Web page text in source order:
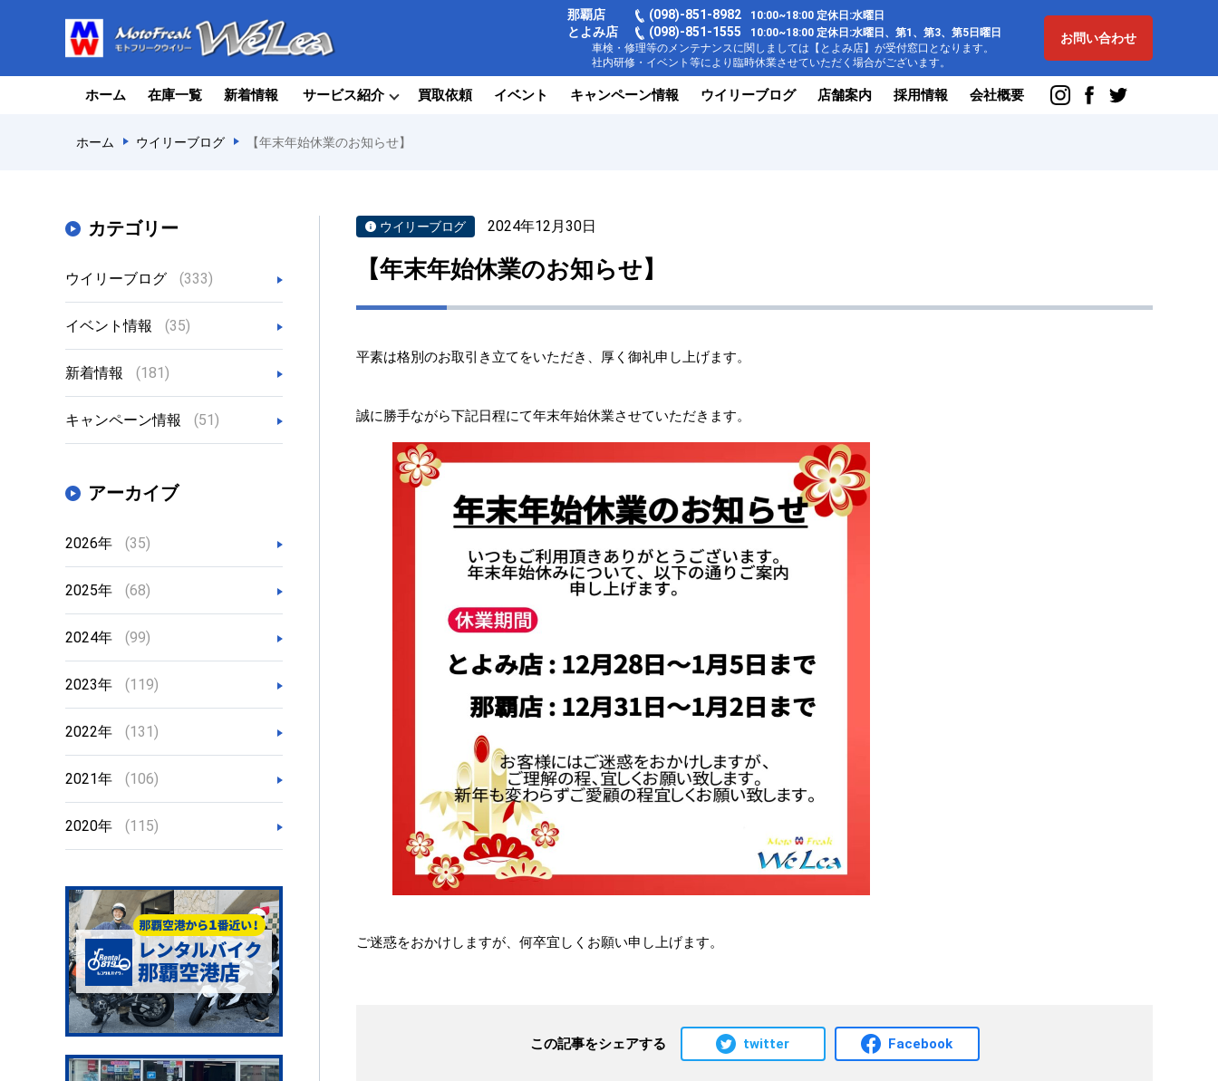
那覇店 (098)-851-8982 10:00~18:00 定休日:水曜日
とよみ店 (098)-851-1555
10:00~18:00 定休日:水曜日、第1、第3、第5日曜日
車検・修理等のメンテナンスに関しましては【とよみ店】が受付窓口となります。
社内研修・イベント等により臨時休業させていただく場合がございます。
お問い合わせ
ホーム 在庫一覧 新着情報 サービス紹介 買取依頼 イベント キャンペーン情報 ウイリーブログ 店舗案内 採用情報 会社概要
ホーム ウイリーブログ 【年末年始休業のお知らせ】
カテゴリー
ウイリーブログ (333)
イベント情報 (35)
新着情報 (181)
キャンペーン情報 (51)
アーカイブ
2026年 (35)
2025年 (68)
2024年 (99)
2023年 (119)
2022年 (131)
2021年 (106)
2020年 (115)
ウイリーブログ 2024年12月30日
【年末年始休業のお知らせ】
平素は格別のお取引き立てをいただき、厚く御礼申し上げます。
誠に勝手ながら下記日程にて年末年始休業させていただきます。
ご迷惑をおかけしますが、何卒宜しくお願い申し上げます。
この記事をシェアする twitter Facebook